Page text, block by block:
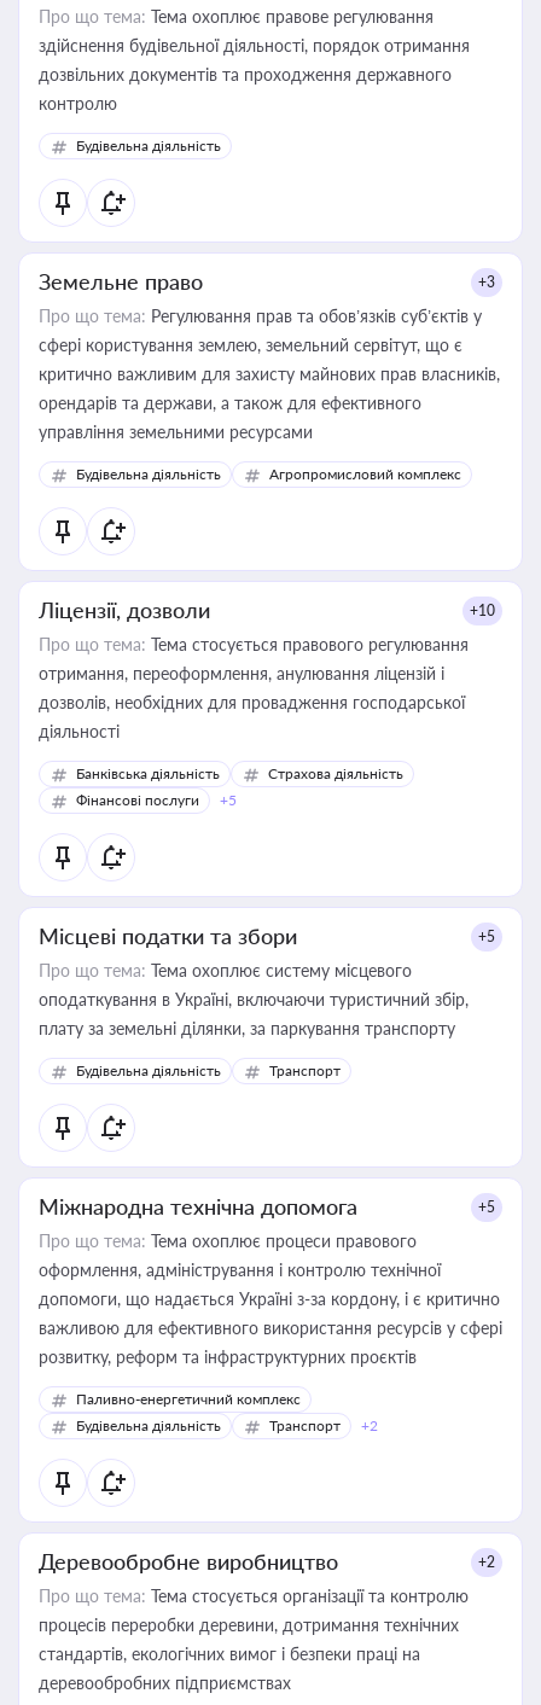
Про що тема: Тема охоплює правове регулювання
здійснення будівельної діяльності, порядок отримання
дозвільних документів та проходження державного
контролю
Будівельна діяльність
Земельне право +3
Про що тема: Регулювання прав та обов’язків суб’єктів у
сфері користування землею, земельний сервітут, що є
критично важливим для захисту майнових прав власників,
орендарів та держави, а також для ефективного
управління земельними ресурсами
Будівельна діяльність Агропромисловий комплекс
Ліцензії, дозволи +10
Про що тема: Тема стосується правового регулювання
отримання, переоформлення, анулювання ліцензій і
дозволів, необхідних для провадження господарської
діяльності
Банківська діяльність
Страхова діяльність
Фінансові послуги
+5
Місцеві податки та збори +5
Про що тема: Тема охоплює систему місцевого
оподаткування в Україні, включаючи туристичний збір,
плату за земельні ділянки, за паркування транспорту
Будівельна діяльність Транспорт
Міжнародна технічна допомога +5
Про що тема: Тема охоплює процеси правового
оформлення, адміністрування і контролю технічної
допомоги, що надається Україні з-за кордону, і є критично
важливою для ефективного використання ресурсів у сфері
розвитку, реформ та інфраструктурних проєктів
Паливно-енергетичний комплекс
Будівельна діяльність
Транспорт +2
Деревообробне виробництво +2
Про що тема: Тема стосується організації та контролю
процесів переробки деревини, дотримання технічних
стандартів, екологічних вимог і безпеки праці на
деревообробних підприємствах